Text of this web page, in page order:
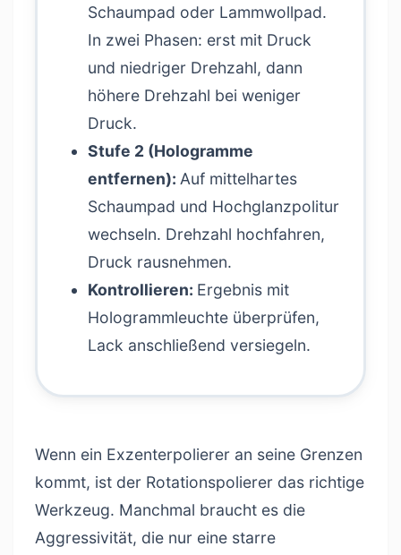
Schaumpad oder Lammwollpad.
In zwei Phasen: erst mit Druck
und niedriger Drehzahl, dann
höhere Drehzahl bei weniger
Druck.
Stufe 2 (Hologramme
entfernen): Auf mittelhartes
Schaumpad und Hochglanzpolitur
wechseln. Drehzahl hochfahren,
Druck rausnehmen.
Kontrollieren: Ergebnis mit
Hologrammleuchte überprüfen,
Lack anschließend versiegeln.
Wenn ein Exzenterpolierer an seine Grenzen
kommt, ist der Rotationspolierer das richtige
Werkzeug. Manchmal braucht es die
Aggressivität, die nur eine starre